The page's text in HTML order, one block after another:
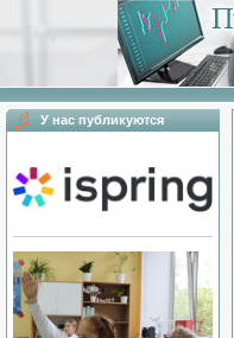
У нас публикуются